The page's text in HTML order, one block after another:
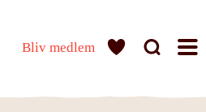
Bliv medlem